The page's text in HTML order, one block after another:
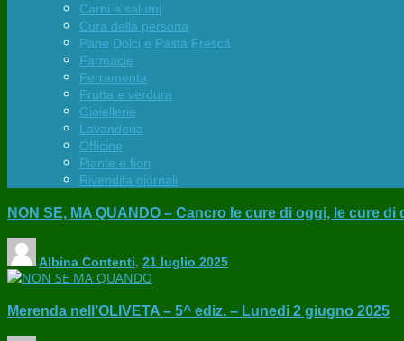
Carni e salumi
Cura della persona
Pane Dolci e Pasta Fresca
Farmacie
Ferramenta
Frutta e verdura
Gioiellerie
Lavanderia
Officine
Piante e fiori
Rivendita giornali
NON SE, MA QUANDO – Cancro le cure di oggi, le cure di
Albina Contenti, 21 luglio 2025
Merenda nell’OLIVETA – 5^ ediz. – Lunedi 2 giugno 2025